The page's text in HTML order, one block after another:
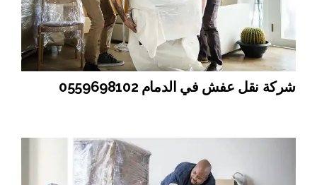
شركة نقل عفش في الدمام 0559698102